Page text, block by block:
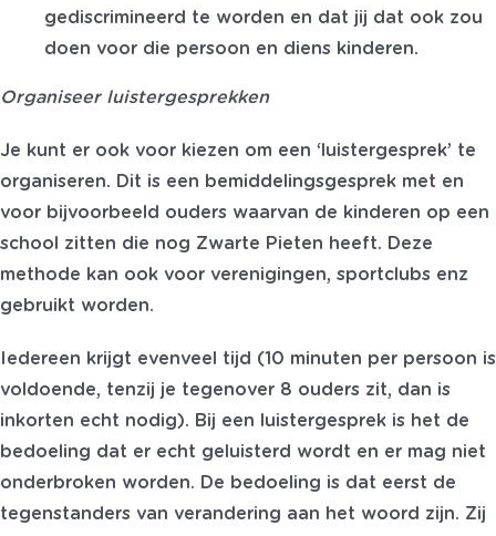
gediscrimineerd te worden en dat jij dat ook zou
doen voor die persoon en diens kinderen.
Organiseer luistergesprekken
Je kunt er ook voor kiezen om een ‘luistergesprek’ te
organiseren. Dit is een bemiddelingsgesprek met en
voor bijvoorbeeld ouders waarvan de kinderen op een
school zitten die nog Zwarte Pieten heeft. Deze
methode kan ook voor verenigingen, sportclubs enz
gebruikt worden.
Iedereen krijgt evenveel tijd (10 minuten per persoon is
voldoende, tenzij je tegenover 8 ouders zit, dan is
inkorten echt nodig). Bij een luistergesprek is het de
bedoeling dat er echt geluisterd wordt en er mag niet
onderbroken worden. De bedoeling is dat eerst de
tegenstanders van verandering aan het woord zijn. Zij